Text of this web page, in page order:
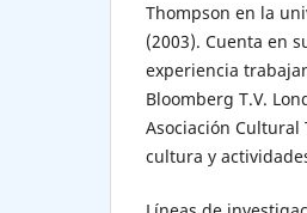
Thompson en la
(2003). Cuenta en
experiencia
Bloomberg T.V.
Asociación
cultura y